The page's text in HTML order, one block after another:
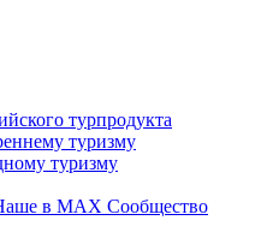
турпродукта
туризму
туризму
в MAX Сообщество